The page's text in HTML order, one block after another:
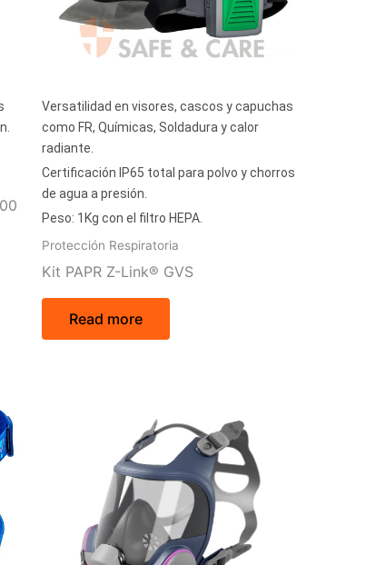
Versatilidad en visores, cascos y capuchas
como FR, Químicas, Soldadura y calor
radiante.
Certificación IP65 total para polvo y chorros
de agua a presión.
Peso: 1Kg con el filtro HEPA.
Protección Respiratoria
Kit PAPR Z-Link® GVS
Read more